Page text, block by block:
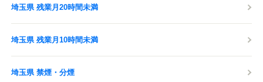
埼玉県 残業月20時間未満
埼玉県 残業月10時間未満
埼玉県 禁煙・分煙